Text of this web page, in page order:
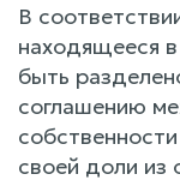
В
находящееся
быть
соглашению
своей доли